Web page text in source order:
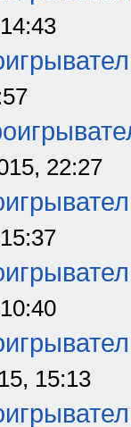
22:27
15:13